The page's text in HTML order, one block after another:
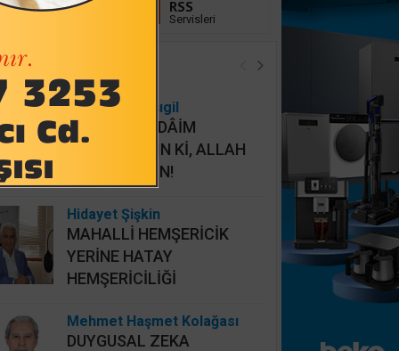
Linkedin RSS
Servisleri
Yazarları
Osman Onbaşıgil
ALLAHI HER DÂİM
İHLASLA ANIN Kİ, ALLAH
DA SİZİ ANSIN!
Hidayet Şişkin
MAHALLİ HEMŞERİCİK
YERİNE HATAY
HEMŞERİCİLİĞİ
Mehmet Haşmet Kolağası
DUYGUSAL ZEKA